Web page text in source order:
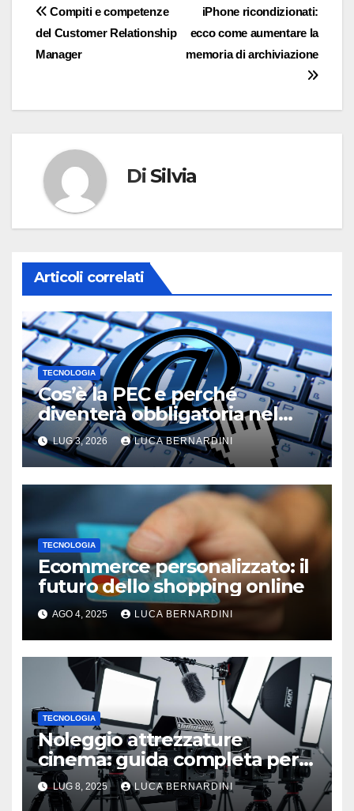
Navigazione
articoli
iPhone ricondizionati:
ecco come aumentare la
memoria di archiviazione
Compiti e competenze
del Customer Relationship
Manager
Di Silvia
Articoli correlati
TECNOLOGIA
Cos’è la PEC e perché
diventerà obbligatoria nel
2026?
LUG 3, 2026 LUCA BERNARDINI
TECNOLOGIA
Ecommerce personalizzato: il
futuro dello shopping online
AGO 4, 2025 LUCA BERNARDINI
TECNOLOGIA
Noleggio attrezzature
cinema: guida completa per
una produzione di qualità
LUG 8, 2025 LUCA BERNARDINI